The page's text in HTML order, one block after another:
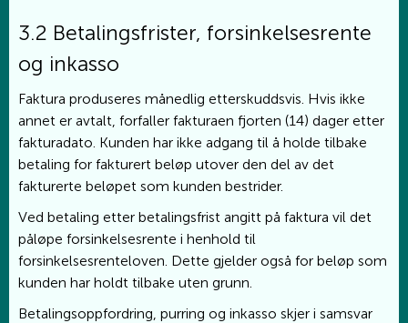
3.2 Betalingsfrister, forsinkelsesrente
og inkasso
Faktura produseres månedlig etterskuddsvis. Hvis ikke
annet er avtalt, forfaller fakturaen fjorten (14) dager etter
fakturadato. Kunden har ikke adgang til å holde tilbake
betaling for fakturert beløp utover den del av det
fakturerte beløpet som kunden bestrider.
Ved betaling etter betalingsfrist angitt på faktura vil det
påløpe forsinkelsesrente i henhold til
forsinkelsesrenteloven. Dette gjelder også for beløp som
kunden har holdt tilbake uten grunn.
Betalingsoppfordring, purring og inkasso skjer i samsvar